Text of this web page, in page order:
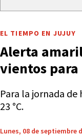
EL TIEMPO EN JUJUY
Alerta
vientos
Para la jornada de
23 °C.
Lunes, 08 de septiembre